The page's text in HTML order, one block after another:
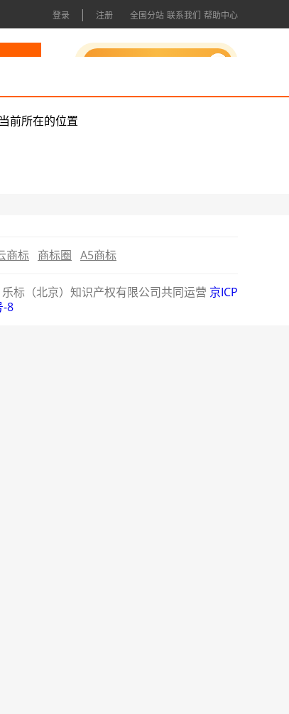
登录 | 注册 全国分站 联系我们 帮助中心
前所在的位置
商标 商标圈 A5商标
标（北京）知识产权有限公司共同运营 京ICP
-8